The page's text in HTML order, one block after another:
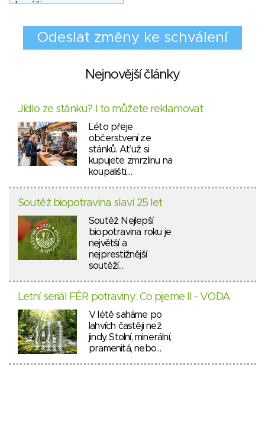
Nejnovější články
Jídlo ze stánku? I to můžete reklamovat
Léto přeje
občerstvení ze
stánků. Ať už si
kupujete zmrzlinu na
koupališti,…
Soutěž biopotravina slaví 25 let
Soutěž Nejlepší
biopotravina roku je
největší a
nejprestižnější
soutěží…
Letní seriál FÉR potraviny: Co pijeme II - VODA
V létě saháme po
lahvích častěji než
jindy. Stolní, minerální,
pramenitá, nebo…